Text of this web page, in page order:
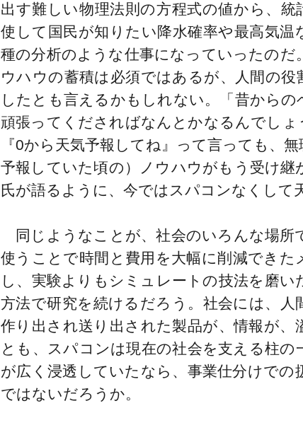
出す難しい物理法則の方程式の値から、統
使して国民が知りたい降水確率や最高気温
種の分析のような仕事になっていったのだ
ウハウの蓄積は必須ではあるが、人間の役
したとも言えるかもしれない。「昔から
頑張ってくださればなんとかなるんでしょ
『0から天気予報してね』って言っても、
予報していた頃の）ノウハウがもう受け継
氏が語るように、今ではスパコンなくして
同じようなことが、社会のいろんな場所
使うことで時間と費用を大幅に削減できた
し、実験よりもシミュレートの技法を磨
方法で研究を続けるだろう。社会には、人
作り出され送り出された製品が、情報が、
とも、スパコンは現在の社会を支える柱
が広く浸透していたなら、事業仕分けでの
ではないだろうか。